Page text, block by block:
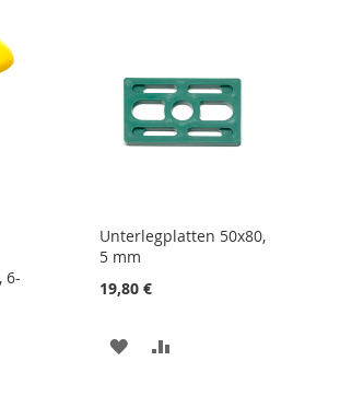
6-
Unterlegplatten 50x80,
5 mm
19,80 €
ZU